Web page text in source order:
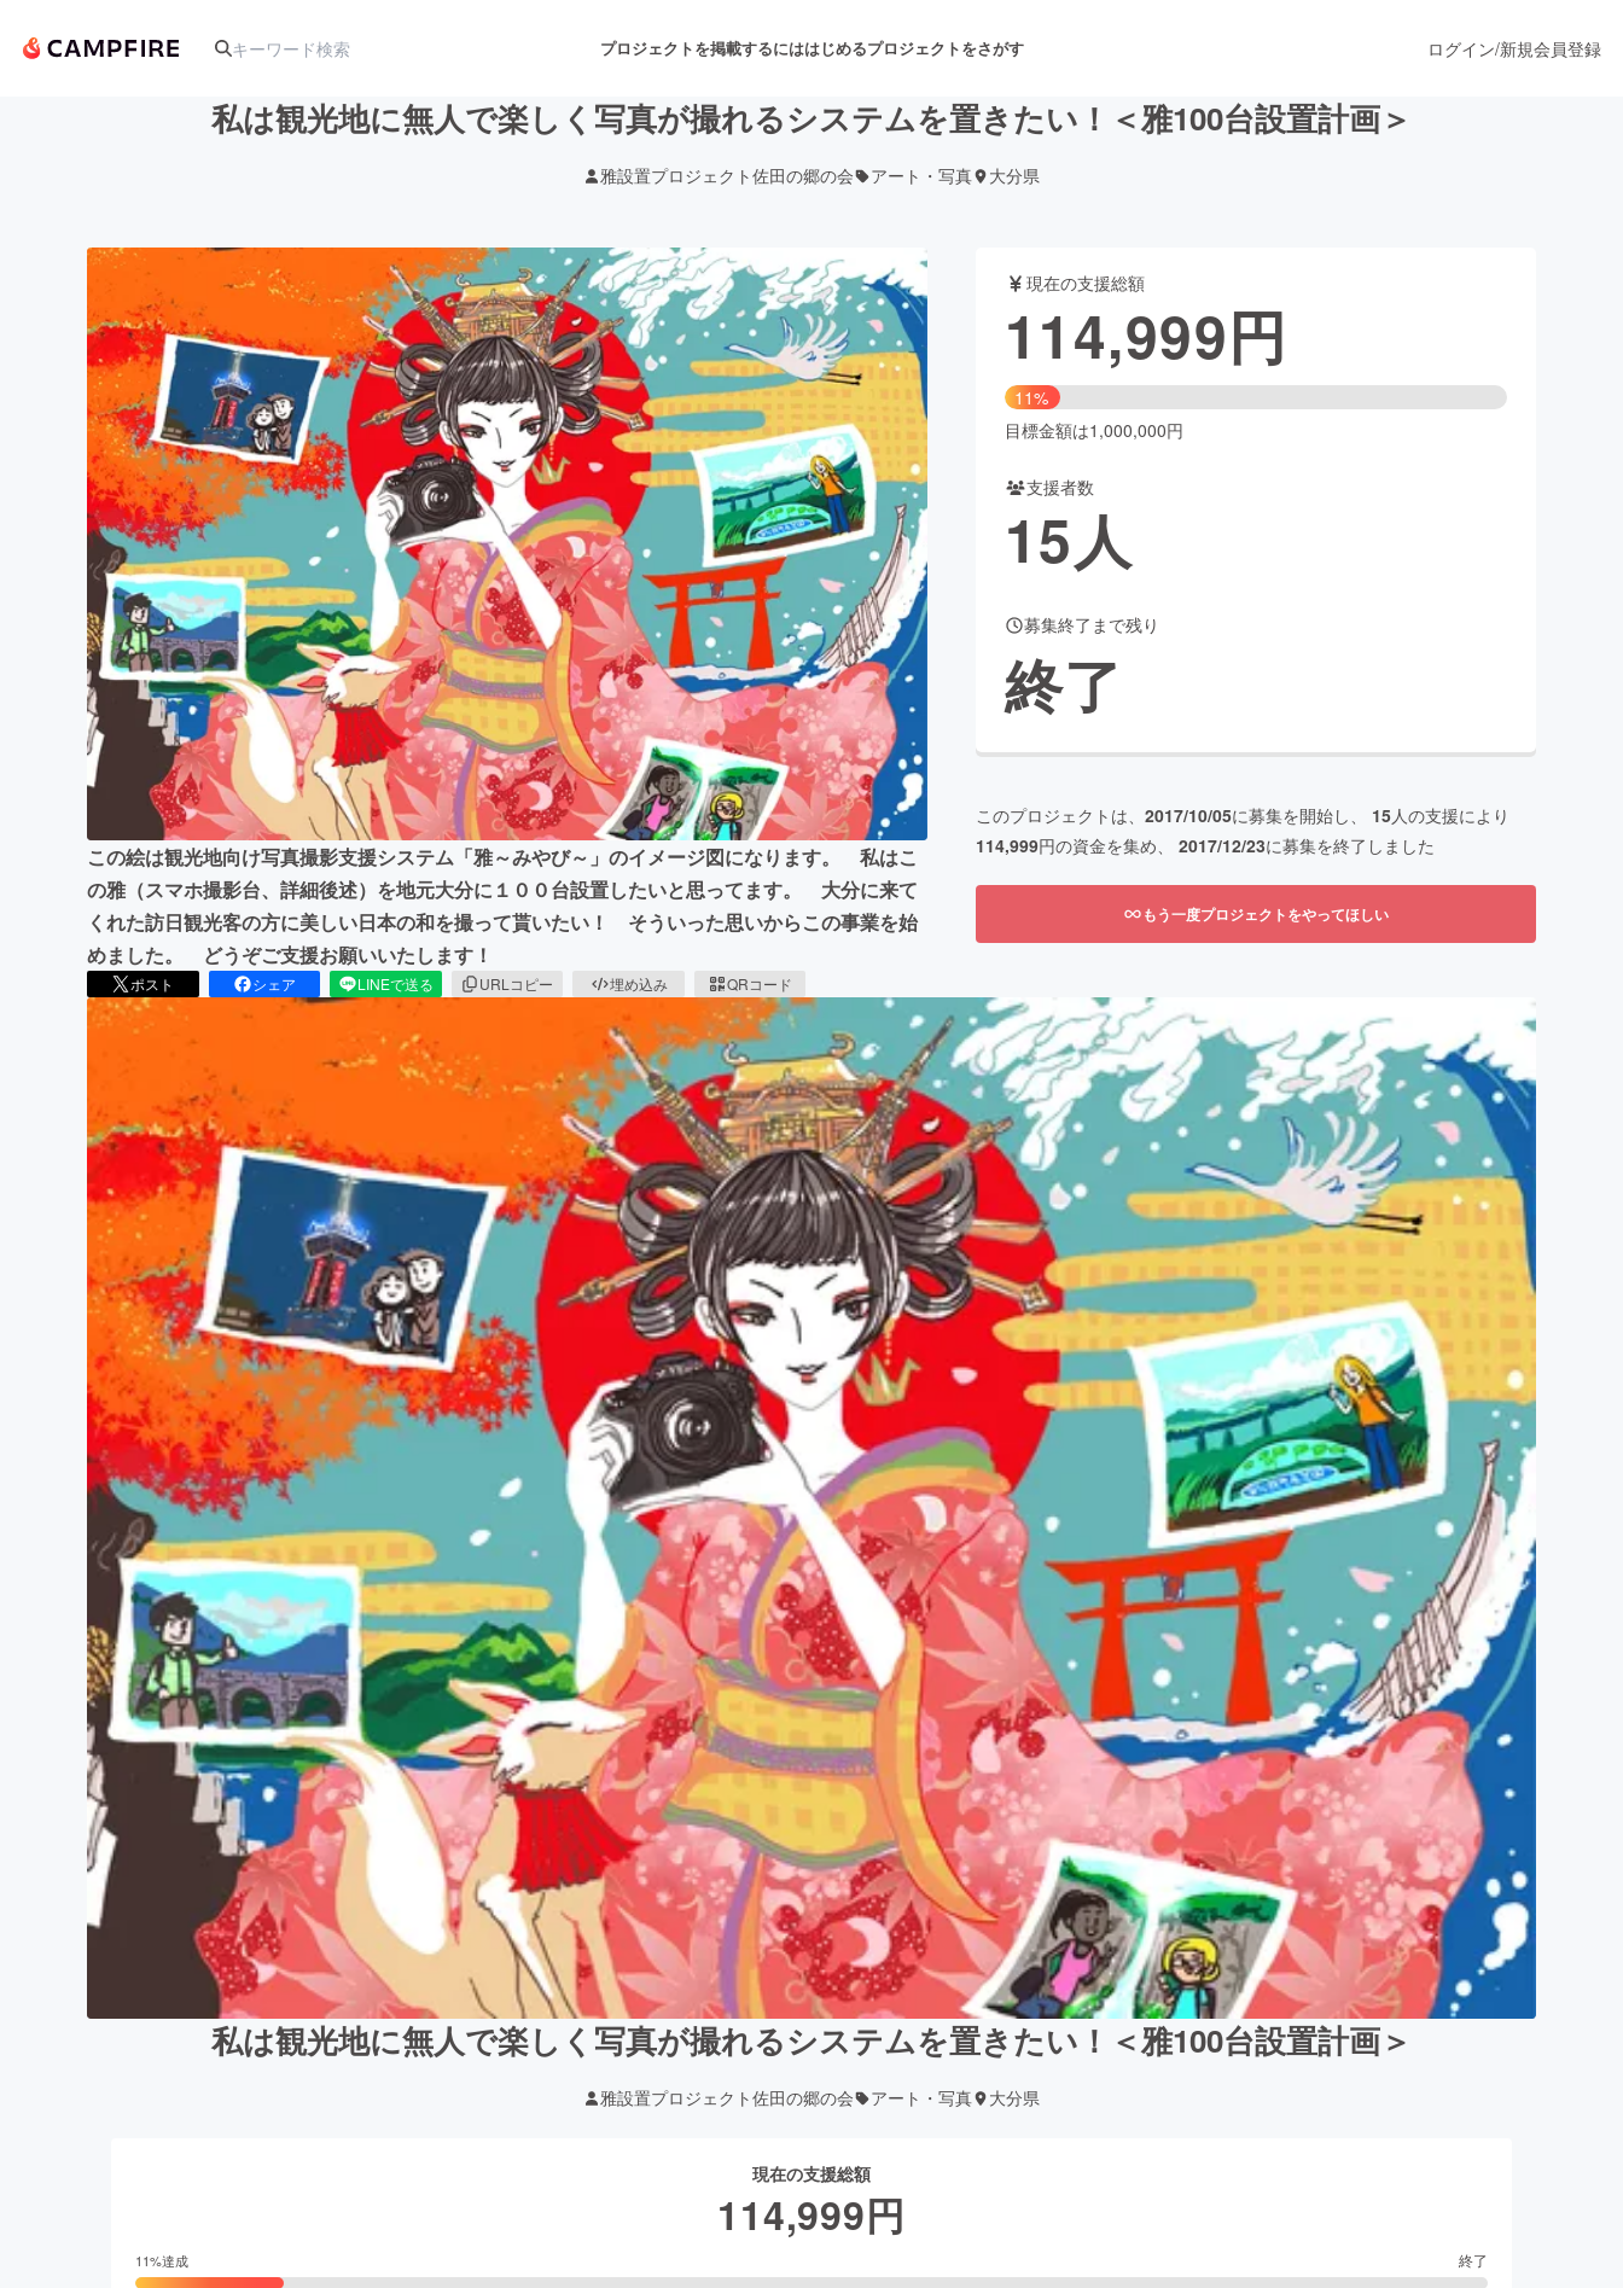
プロジェクトを掲載するにははじめるプロジェクトをさがす
アート・写真 音楽 舞台・パフォーマンス
テクノロジー・ガジェット ゲーム・サービス開発 フード・飲食店 ファッション
映像・映画 書籍・雑誌出版 アニメ・漫画
ビジネス・起業 チャレンジ ビューティー・ヘルスケア
まちづくり・地域活性化
CAMPFIRE for Social GoodCAMPFIRE Creation
CAMPFIREふるさと納税machi-yaコミュニティ
ログイン/新規会員登録
私は観光地に無人で楽しく写真が撮れるシステムを置きたい！＜雅100台設置計画＞
雅設置プロジェクト佐田の郷の会 アート・写真 大分県
この絵は観光地向け写真撮影支援システム「雅～みやび～」のイメージ図になります。 私はこ
の雅（スマホ撮影台、詳細後述）を地元大分に１００台設置したいと思ってます。 大分に来て
くれた訪日観光客の方に美しい日本の和を撮って貰いたい！ そういった思いからこの事業を始
めました。 どうぞご支援お願いいたします！
ポスト シェア LINEで送る URLコピー 埋め込み QRコード
現在の支援総額
114,999円
11%
目標金額は1,000,000円
支援者数
15人
募集終了まで残り
終了
このプロジェクトは、 2017/10/05に募集を開始し、 15人の支援により
114,999円の資金を集め、 2017/12/23に募集を終了しました
もう一度プロジェクトをやってほしい
私は観光地に無人で楽しく写真が撮れるシステムを置きたい！＜雅100台設置計画＞
雅設置プロジェクト佐田の郷の会 アート・写真 大分県
現在の支援総額
114,999円
11%達成 終了